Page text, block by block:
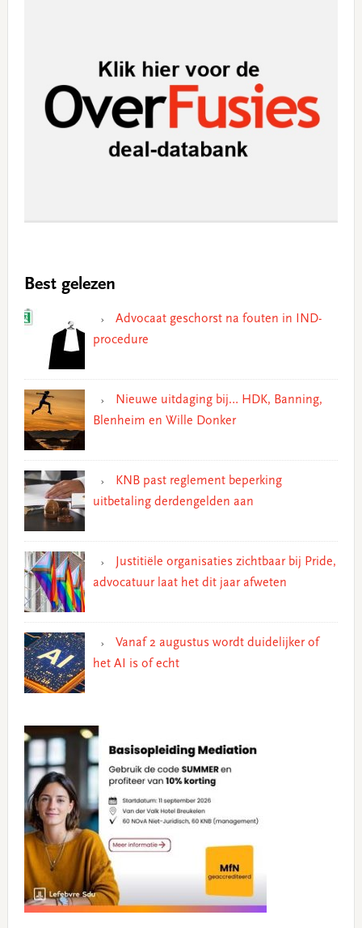
Best gelezen
Advocaat geschorst na fouten in IND-
procedure
Nieuwe uitdaging bij… HDK, Banning,
Blenheim en Wille Donker
KNB past reglement beperking
uitbetaling derdengelden aan
Justitiële organisaties zichtbaar bij Pride,
advocatuur laat het dit jaar afweten
Vanaf 2 augustus wordt duidelijker of
het AI is of echt